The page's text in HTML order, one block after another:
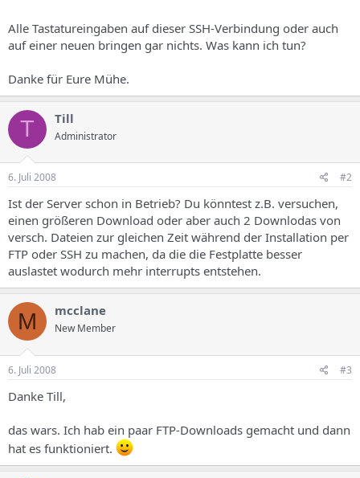
Alle Tastatureingaben auf dieser SSH-Verbindung oder auch
auf einer neuen bringen gar nichts. Was kann ich tun?
Danke für Eure Mühe.
T Till
Administrator
6. Juli 2008 #2
Ist der Server schon in Betrieb? Du könntest z.B. versuchen,
einen größeren Download oder aber auch 2 Downlodas von
versch. Dateien zur gleichen Zeit während der Installation per
FTP oder SSH zu machen, da die die Festplatte besser
auslastet wodurch mehr interrupts entstehen.
M mcclane
New Member
6. Juli 2008 #3
Danke Till,
das wars. Ich hab ein paar FTP-Downloads gemacht und dann
hat es funktioniert.